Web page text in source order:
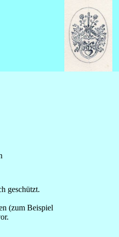
geschützt.
(zum Beispiel